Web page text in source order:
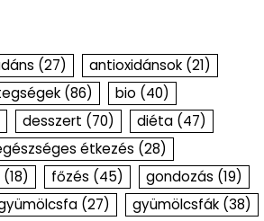
(27) antioxidánsok (21)
(86) bio (40)
desszert (70) diéta (47)
étkezés (28)
(18) főzés (45) gondozás (19)
(27) gyümölcsfák (38)